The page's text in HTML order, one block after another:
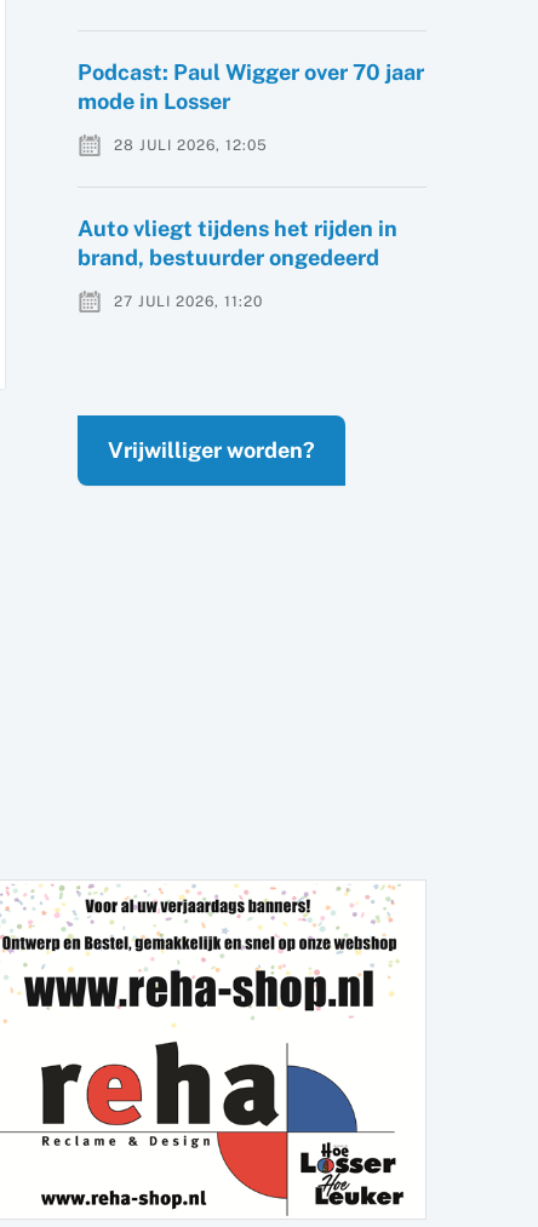
Podcast: Paul Wigger over 70 jaar
mode in Losser
28 JULI 2026, 12:05
Auto vliegt tijdens het rijden in
brand, bestuurder ongedeerd
27 JULI 2026, 11:20
Vrijwilliger worden?